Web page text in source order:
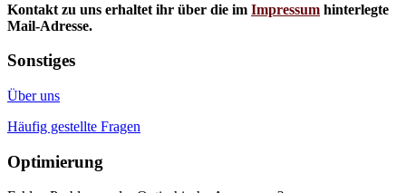
Kontakt zu uns erhaltet ihr über die im Impressum hinterlegte
Mail-Adresse.
Sonstiges
Über uns
Häufig gestellte Fragen
Optimierung